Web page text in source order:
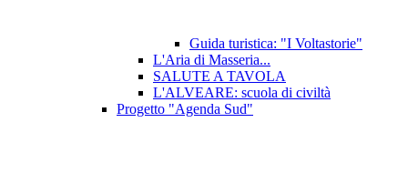
Guida turistica: "I Voltastorie"
L'Aria di Masseria...
SALUTE A TAVOLA
L'ALVEARE: scuola di civiltà
Progetto "Agenda Sud"